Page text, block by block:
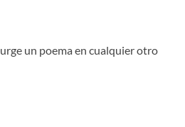
un poema en cualquier otro